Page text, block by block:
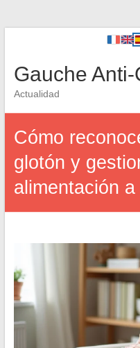
Gauche
Actualidad
Cómo
glotón y
alimentación a